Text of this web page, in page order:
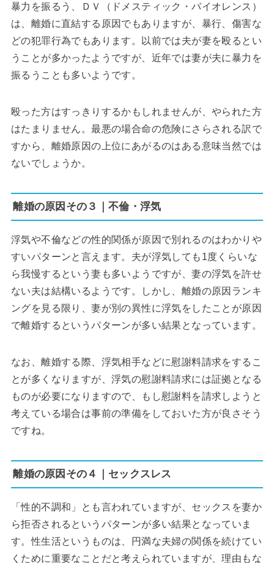
暴力を振るう、ＤＶ（ドメスティック・バイオレンス）
は、離婚に直結する原因でもありますが、暴行、傷害な
どの犯罪行為でもあります。以前では夫が妻を殴るとい
うことが多かったようですが、近年では妻が夫に暴力を
振るうことも多いようです。
殴った方はすっきりするかもしれませんが、やられた方
はたまりません。最悪の場合命の危険にさらされる訳で
すから、離婚原因の上位にあがるのはある意味当然では
ないでしょうか。
離婚の原因その３｜不倫・浮気
浮気や不倫などの性的関係が原因で別れるのはわかりや
すいパターンと言えます。夫が浮気しても1度くらいな
ら我慢するという妻も多いようですが、妻の浮気を許せ
ない夫は結構いるようです。しかし、離婚の原因ランキ
ングを見る限り、妻が別の異性に浮気をしたことが原因
で離婚するというパターンが多い結果となっています。
なお、離婚する際、浮気相手などに慰謝料請求をするこ
とが多くなりますが、浮気の慰謝料請求には証拠となる
ものが必要になりますので、もし慰謝料を請求しようと
考えている場合は事前の準備をしておいた方が良さそう
ですね。
離婚の原因その４｜セックスレス
「性的不調和」とも言われていますが、セックスを妻か
ら拒否されるというパターンが多い結果となっていま
す。性生活というものは、円満な夫婦の関係を続けてい
くために重要なことだと考えられていますが、理由もな